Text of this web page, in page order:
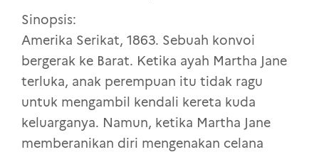
Sinopsis:
Amerika Serikat, 1863. Sebuah konvoi
bergerak ke Barat. Ketika ayah Martha Jane
terluka, anak perempuan itu tidak ragu
untuk mengambil kendali kereta kuda
keluarganya. Namun, ketika Martha Jane
memberanikan diri mengenakan celana